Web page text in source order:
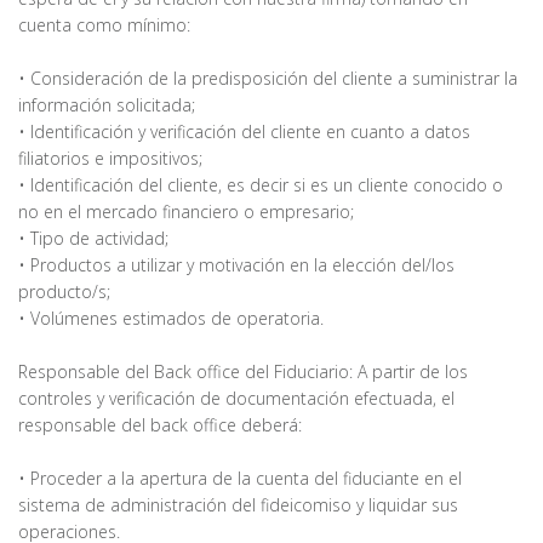
cuenta como mínimo:
• Consideración de la predisposición del cliente a suministrar la
información solicitada;
• Identificación y verificación del cliente en cuanto a datos
filiatorios e impositivos;
• Identificación del cliente, es decir si es un cliente conocido o
no en el mercado financiero o empresario;
• Tipo de actividad;
• Productos a utilizar y motivación en la elección del/los
producto/s;
• Volúmenes estimados de operatoria.
Responsable del Back office del Fiduciario: A partir de los
controles y verificación de documentación efectuada, el
responsable del back office deberá:
• Proceder a la apertura de la cuenta del fiduciante en el
sistema de administración del fideicomiso y liquidar sus
operaciones.